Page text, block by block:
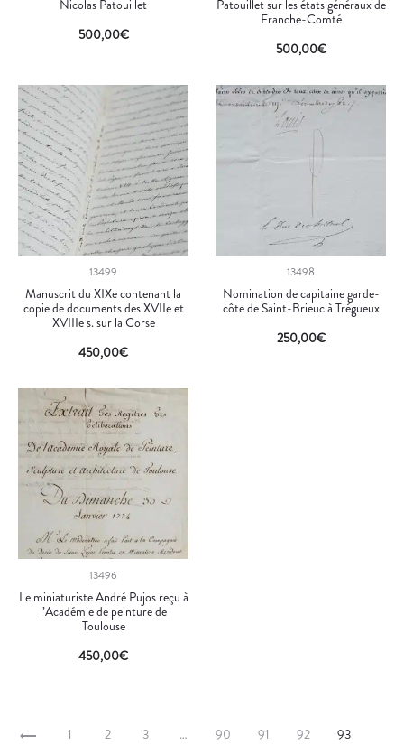
Nicolas Patouillet
500,00€
Patouillet sur les états généraux de
Franche-Comté
500,00€
13499
Manuscrit du XIXe contenant la
copie de documents des XVIIe et
XVIIIe s. sur la Corse
450,00€
13498
Nomination de capitaine garde-
côte de Saint-Brieuc à Trégueux
250,00€
13496
Le miniaturiste André Pujos reçu à
l’Académie de peinture de
Toulouse
450,00€
1 2 3 … 90 91 92 93